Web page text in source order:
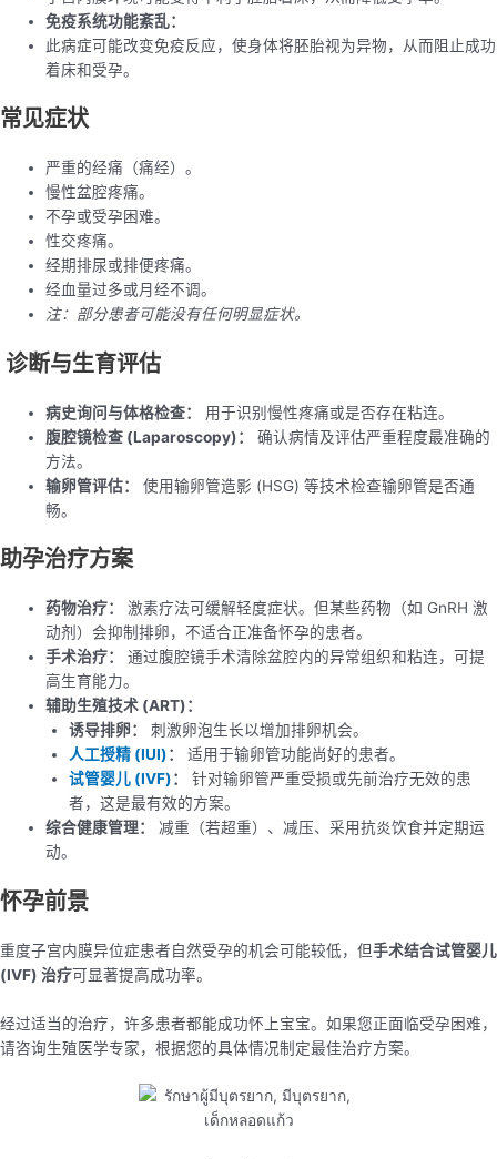
免疫系统功能紊乱：
此病症可能改变免疫反应，使身体将胚胎视为异物，从而阻止成功
着床和受孕。
常见症状
严重的经痛（痛经）。
慢性盆腔疼痛。
不孕或受孕困难。
性交疼痛。
经期排尿或排便疼痛。
经血量过多或月经不调。
注：部分患者可能没有任何明显症状。
诊断与生育评估
病史询问与体格检查：
用于识别慢性疼痛或是否存在粘连。
腹腔镜检查 (Laparoscopy)：
确认病情及评估严重程度最准确的
方法。
输卵管评估：
使用输卵管造影 (HSG) 等技术检查输卵管是否通
畅。
助孕治疗方案
药物治疗：
激素疗法可缓解轻度症状。但某些药物（如 GnRH 激
动剂）会抑制排卵，不适合正准备怀孕的患者。
手术治疗：
通过腹腔镜手术清除盆腔内的异常组织和粘连，可提
高生育能力。
辅助生殖技术 (ART)：
诱导排卵：
刺激卵泡生长以增加排卵机会。
人工授精 (IUI)：
适用于输卵管功能尚好的患者。
试管婴儿 (IVF)：
针对输卵管严重受损或先前治疗无效的患
者，这是最有效的方案。
综合健康管理：
减重（若超重）、减压、采用抗炎饮食并定期运
动。
怀孕前景
重度子宫内膜异位症患者自然受孕的机会可能较低，但手术结合试管婴儿
(IVF) 治疗可显著提高成功率。
经过适当的治疗，许多患者都能成功怀上宝宝。如果您正面临受孕困难，
请咨询生殖医学专家，根据您的具体情况制定最佳治疗方案。